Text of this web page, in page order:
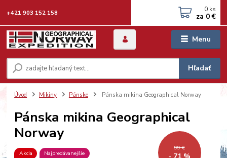
Menu
Hľadať
+421 903 152 158 0 ks
za 0 €
Úvod Mikiny Pánske Pánska mikina Geographical Norway
Pánska mikina Geographical
Norway
Akcia Najpredávanejšie
99 €
- 71 %